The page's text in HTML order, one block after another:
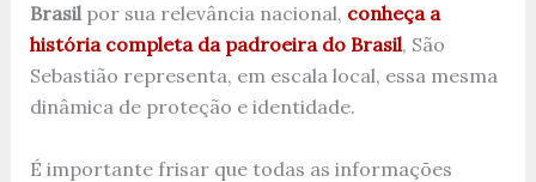
Brasilpor sua relevância nacional, conheça a
história completa da padroeira do Brasil, São
Sebastião representa, em escala local, essa mesma
dinâmica de proteção e identidade.
É importante frisar que todas as informações